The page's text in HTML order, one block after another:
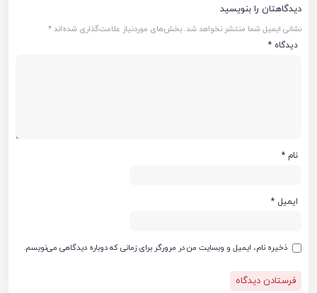
دیدگاهتان را بنویسید
نشانی ایمیل شما منتشر نخواهد شد. بخش‌های موردنیاز علامت‌گذاری شده‌اند*
دیدگاه *
نام *
ایمیل *
ذخیره نام، ایمیل و وبسایت من در مرورگر برای زمانی که دوباره دیدگاهی می‌نویسم.